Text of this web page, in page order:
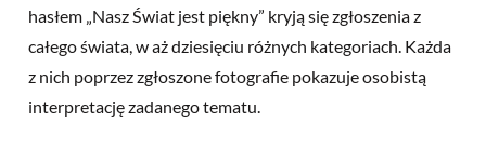
hasłem „Nasz Świat jest piękny” kryją się zgłoszenia z
całego świata, w aż dziesięciu różnych kategoriach. Każda
z nich poprzez zgłoszone fotografie pokazuje osobistą
interpretację zadanego tematu.